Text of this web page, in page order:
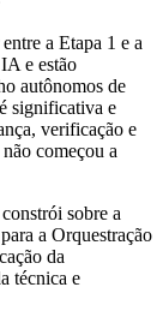
a Etapa 1 e a
e estão
autônomos de
significativa e
verificação e
começou a
sobre a
a Orquestração
da
técnica e